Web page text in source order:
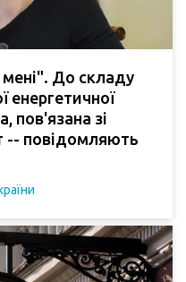
До складу
енергетичної
пов'язана зі
-- повідомляють